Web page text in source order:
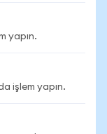
yapın.
işlem yapın.